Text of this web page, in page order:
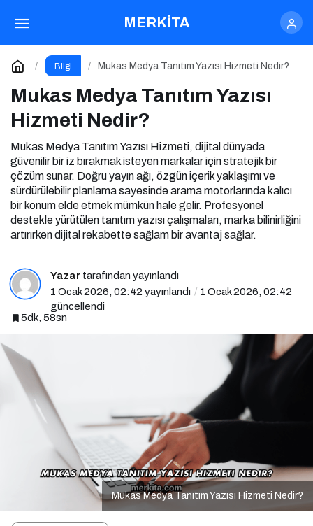
MERKİTA
Bilgi Mukas Medya Tanıtım Yazısı Hizmeti Nedir?
Mukas Medya Tanıtım Yazısı
Hizmeti Nedir?
Mukas Medya Tanıtım Yazısı Hizmeti, dijital dünyada
güvenilir bir iz bırakmak isteyen markalar için stratejik bir
çözüm sunar. Doğru yayın ağı, özgün içerik yaklaşımı ve
sürdürülebilir planlama sayesinde arama motorlarında kalıcı
bir konum elde etmek mümkün hale gelir. Profesyonel
destekle yürütülen tanıtım yazısı çalışmaları, marka bilinirliğini
artırırken dijital rekabette sağlam bir avantaj sağlar.
Yazar tarafından yayınlandı
1 Ocak 2026, 02:42 yayınlandı
1 Ocak 2026, 02:42
güncellendi
5dk, 58sn
Mukas Medya Tanıtım Yazısı Hizmeti Nedir?
Mukas Medya Tanıtım Yazısı Hizmeti Nedir?
Yorum Yap